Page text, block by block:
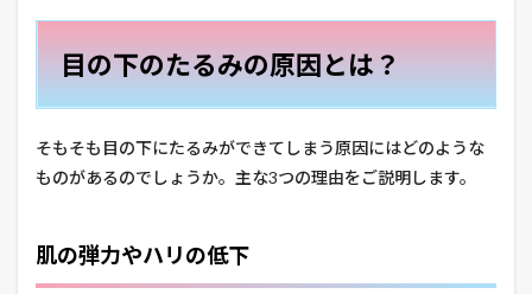
目の下のたるみの原因とは？
そもそも目の下にたるみができてしまう原因にはどのような
ものがあるのでしょうか。主な3つの理由をご説明します。
肌の弾力やハリの低下